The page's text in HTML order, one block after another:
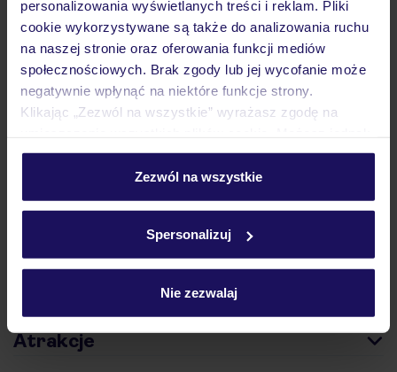
personalizowania wyświetlanych treści i reklam. Pliki
cookie wykorzystywane są także do analizowania ruchu
na naszej stronie oraz oferowania funkcji mediów
społecznościowych. Brak zgody lub jej wycofanie może
negatywnie wpłynąć na niektóre funkcje strony.
Klikając „Zezwól na wszystkie” wyrażasz zgodę na
personalizować swój wybór wchodząc w zakładkę
Szczegółowe informacje o plikach cookie znajdziesz
Zezwól na wszystkie
Spersonalizuj
Nie zezwalaj
Hotel
Pokoje
Wyżywienie
Atrakcje